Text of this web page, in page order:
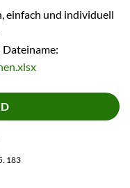
einfach und individuell
183